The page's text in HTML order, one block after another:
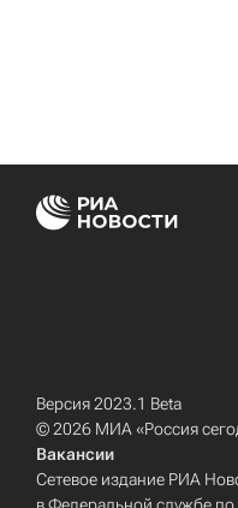
Версия 2023.1 Beta
© 2026 МИА «Россия
Вакансии
Сетевое издание РИА